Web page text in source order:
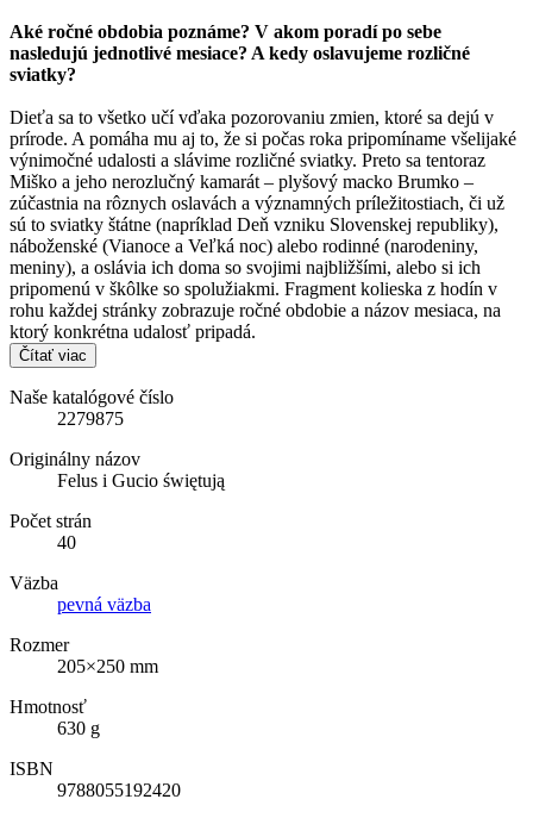
Aké ročné obdobia poznáme? V akom poradí po sebe
nasledujú jednotlivé mesiace? A kedy oslavujeme rozličné
sviatky?
Dieťa sa to všetko učí vďaka pozorovaniu zmien, ktoré sa dejú v
prírode. A pomáha mu aj to, že si počas roka pripomíname všelijaké
výnimočné udalosti a slávime rozličné sviatky. Preto sa tentoraz
Miško a jeho nerozlučný kamarát – plyšový macko Brumko –
zúčastnia na rôznych oslavách a významných príležitostiach, či už
sú to sviatky štátne (napríklad Deň vzniku Slovenskej republiky),
náboženské (Vianoce a Veľká noc) alebo rodinné (narodeniny,
meniny), a oslávia ich doma so svojimi najbližšími, alebo si ich
pripomenú v škôlke so spolužiakmi. Fragment kolieska z hodín v
rohu každej stránky zobrazuje ročné obdobie a názov mesiaca, na
ktorý konkrétna udalosť pripadá.
Čítať viac
Naše katalógové číslo
2279875
Originálny názov
Felus i Gucio świętują
Počet strán
40
Väzba
pevná väzba
Rozmer
205×250 mm
Hmotnosť
630 g
ISBN
9788055192420